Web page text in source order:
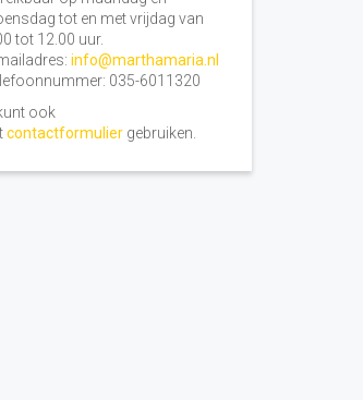
tot en met vrijdag van
tot 12.00 uur.
info@marthamaria.nl
035-6011320
ook
contactformuliergebruiken.